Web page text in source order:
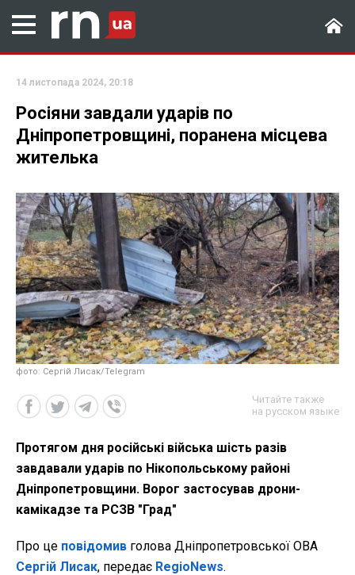
14 листопада 2024, 20:18
Росіяни завдали ударів по
Дніпропетровщині, поранена місцева
жителька
фото: Сергій Лисак/Telegram
Читайте также
на русском языке
Протягом дня російські війська шість разів
завдавали ударів по Нікопольському районі
Дніпропетровщини. Ворог застосував дрони-
камікадзе та РСЗВ "Град"
Про це повідомив голова Дніпропетровської ОВА
Сергій Лисак, передає RegioNews.